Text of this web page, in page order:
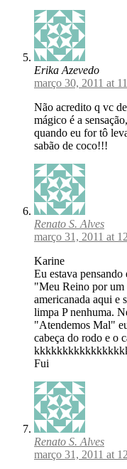
Erika Azevedo
março 30, 2011 at
Não acredito q vc
mágico é a
quando eu for tô
sabão de coco!!!
Renato S. Alves
março 31, 2011 at
Karine
Eu estava
"Meu Reino por um
americanada aqui e
limpa P nenhuma.
"Atendemos Mal"
cabeça do rodo e o
Fui
Renato S. Alves
março 31, 2011 at